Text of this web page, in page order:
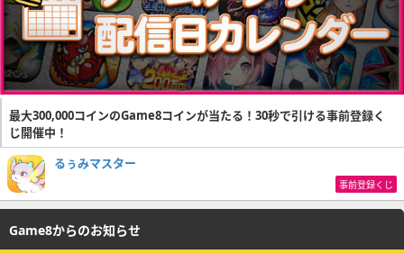
最大300,000コインのGame8コインが当たる！30秒で引ける事前登録く
じ開催中！
るぅみマスター
事前登録くじ
Game8からのお知らせ